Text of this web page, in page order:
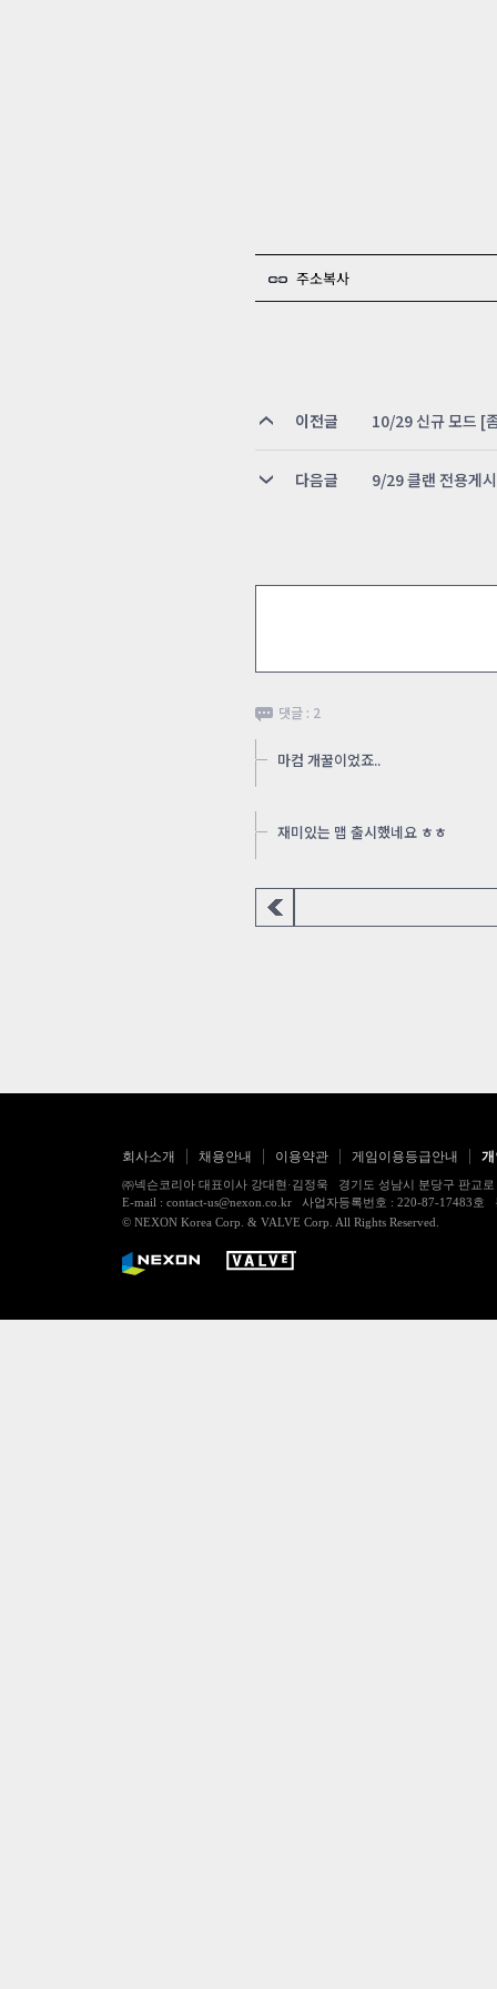
주소복사
이전글 10/29 신규 모드 [
다음글 9/29 클랜 전용게
댓글 : 2
마컴 개꿀이었죠..
재미있는 맵 출시했네요 ㅎㅎ
회사소개 채용안내 이용약관 게임이용등급안내
㈜넥슨코리아 대표이사 강대현·김정욱 경기도 성남시 분당구 판교
E-mail : contact-us@nexon.co.kr 사업자등록번호 : 220-87-17483
© NEXON Korea Corp. & VALVE Corp. All Rights Reserved.